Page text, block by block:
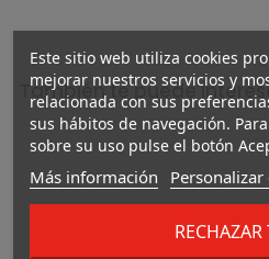
También te puede
Este sitio web utiliza cookies
mejorar nuestros servicios y
relacionada con sus
sus hábitos de navegación.
sobre su uso pulse el botón
Más información Personalizar